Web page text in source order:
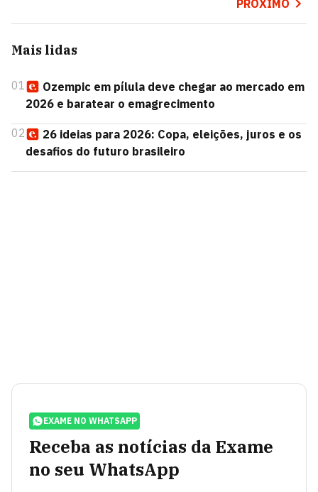
PRÓXIMO
Mais lidas
01
Ozempic em pílula deve chegar ao mercado em
2026 e baratear o emagrecimento
02
26 ideias para 2026: Copa, eleições, juros e os
desafios do futuro brasileiro
EXAME NO WHATSAPP
Receba as notícias da Exame
no seu WhatsApp